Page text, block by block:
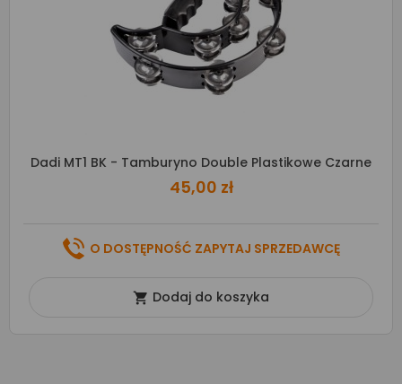
Dadi MT1 BK - Tamburyno Double Plastikowe Czarne
45,00 zł
O DOSTĘPNOŚĆ ZAPYTAJ SPRZEDAWCĘ
 Dodaj do koszyka